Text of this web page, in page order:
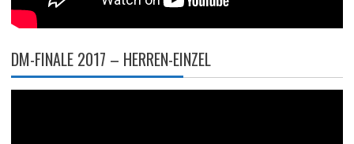
DM-FINALE 2017 – HERREN-EINZEL